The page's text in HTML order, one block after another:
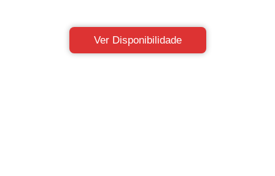
Ver Disponibilidade